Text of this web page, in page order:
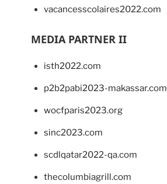
vacancesscolaires2022.com
MEDIA PARTNER II
isth2022.com
p2b2pabi2023-makassar.com
wocfparis2023.org
sinc2023.com
scdlqatar2022-qa.com
thecolumbiagrill.com